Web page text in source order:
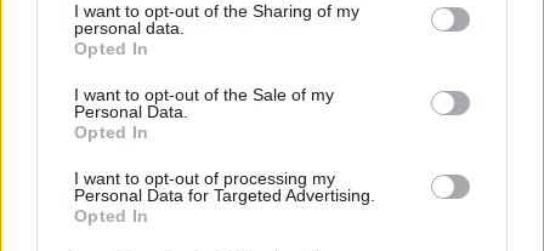
not limited to your visit or usage behaviour. You may click to
grant or deny consent to Google and its third-party tags to
use your data for below specified purposes in below Google
consent section.
I want to opt-out of the Sharing of my
personal data.
Opted In
I want to opt-out of the Sale of my
Personal Data.
Opted In
I want to opt-out of processing my
Personal Data for Targeted Advertising.
Opted In
ΗΛΙΑΣ ΠΑΠΑΪΩΑΝΝΟΥ
Α.Ο. Θήρας